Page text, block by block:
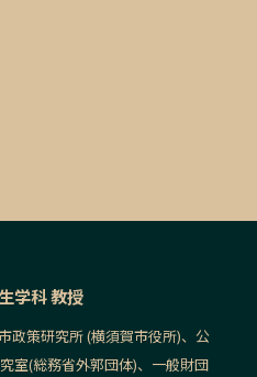
学科 教授
政策研究所 (横須賀市役所)、公
室(総務省外郭団体)、一般財団